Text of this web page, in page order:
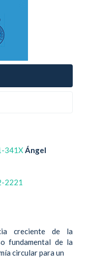
341X Ángel
2221
creciente de la
fundamental de la
circular para un